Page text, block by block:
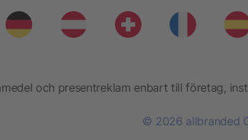
och presentreklam enbart till företag,
© 2026 allbranded